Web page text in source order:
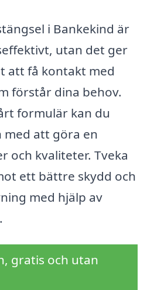
i Bankekind är
utan det ger
att få kontakt med
förstår dina behov.
formulär kan du
med att göra en
och kvaliteter. Tveka
ett bättre skydd och
med hjälp av
gratis och utan